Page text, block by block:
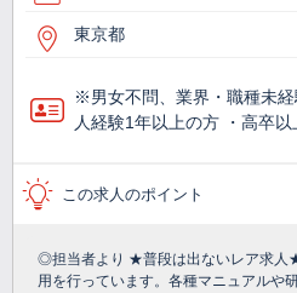
東京都
※男女不問、業界・職種未
人経験1年以上の方 ・高卒
この求人のポイント
◎担当者より ★普段は出ないレア求人
用を行っています。各種マニュアルや